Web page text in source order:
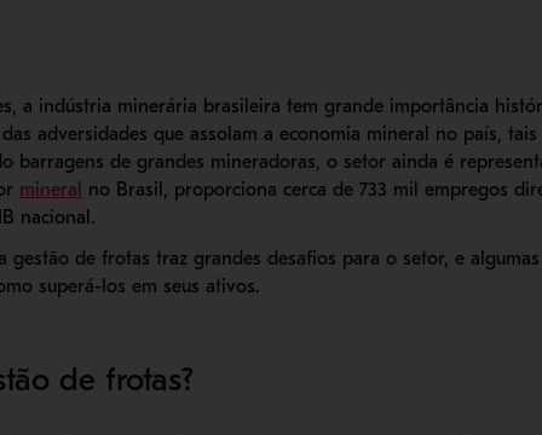
a indústria minerária brasileira tem grande importância
adversidades que assolam a economia mineral no país,
barragens de grandes mineradoras, o setor ainda é
mineral - Abre em nova janela
no Brasil, proporciona cerca de 733 mil empregos
nacional.
gestão de frotas traz grandes desafios para o setor, e
superá-los em seus ativos.
de frotas?